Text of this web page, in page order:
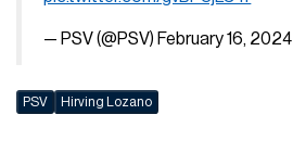
— PSV (@PSV) February 16, 2024
PSV Hirving Lozano